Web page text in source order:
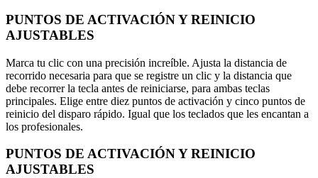
PUNTOS DE ACTIVACIÓN Y REINICIO
AJUSTABLES
Marca tu clic con una precisión increíble. Ajusta la distancia de
recorrido necesaria para que se registre un clic y la distancia que
debe recorrer la tecla antes de reiniciarse, para ambas teclas
principales. Elige entre diez puntos de activación y cinco puntos de
reinicio del disparo rápido. Igual que los teclados que les encantan a
los profesionales.
PUNTOS DE ACTIVACIÓN Y REINICIO
AJUSTABLES